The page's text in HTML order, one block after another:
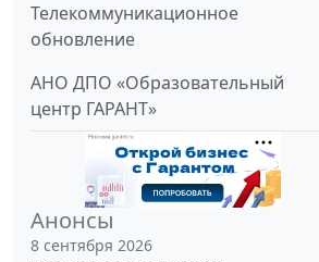
Телекоммуникационное
обновление
АНО ДПО «Образовательный
центр ГАРАНТ»
Анонсы
8 сентября 2026